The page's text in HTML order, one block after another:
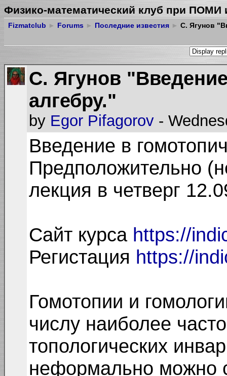
Физико-математический клуб при ПОМИ
Fizmatclub ► Forums ► Последние известия ► С. Ягунов
С. Ягунов
алгебру."
by Egor Pifagorov -
Введение в
Предположительно
лекция в четверг
Сайт курса https://
Регистация https://
Гомотопии и
числу наиболее
топологических
неформально можно